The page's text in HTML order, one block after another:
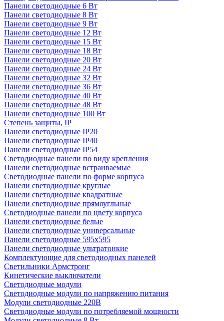
Панели светодиодные 6 Вт
Панели светодиодные 8 Вт
Панели светодиодные 9 Вт
Панели светодиодные 12 Вт
Панели светодиодные 15 Вт
Панели светодиодные 18 Вт
Панели светодиодные 20 Вт
Панели светодиодные 24 Вт
Панели светодиодные 32 Вт
Панели светодиодные 36 Вт
Панели светодиодные 40 Вт
Панели светодиодные 48 Вт
Панели светодиодные 100 Вт
Степень защиты, IP
Панели светодиодные IP20
Панели светодиодные IP40
Панели светодиодные IP54
Светодиодные панели по виду крепления
Панели светодиодные встраиваемые
Светодиодные панели по форме корпуса
Панели светодиодные круглые
Панели светодиодные квадратные
Панели светодиодные прямоугльные
Светодиодные панели по цвету корпуса
Панели светодиодные белые
Панели светодиодные универсальные
Панели светодиодные 595х595
Панели светодиодные ультратонкие
Комплектующие для светодиодных панелей
Светильники Армстронг
Кинетические выключатели
Светодиодные модули
Светодиодные модули по напряжению питания
Модули светодиодные 220В
Светодиодные модули по потребляемой мощности